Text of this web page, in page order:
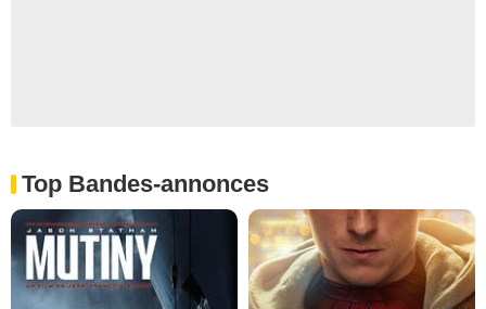
Top Bandes-annonces